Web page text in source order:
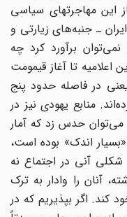
آغاز این مهاجرتهای سیاسی
ـ جنبه‌های زیارتی و
برآورد کرد چه
تا آغاز قیمومت
(1922م/1301ش) یعنی در فاصله حدود پنج
منابع یهودی نیز در
حدس زد که آمار
اندک» بوده است،
آنی در اجتماع نه
آنان را وادار به ترک
اگر بپذیریم که در